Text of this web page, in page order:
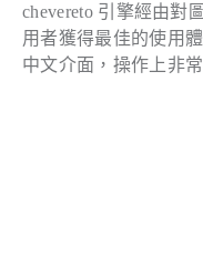
chevereto 引擎經由對
用者獲得最佳的使用
中文介面，操作上非